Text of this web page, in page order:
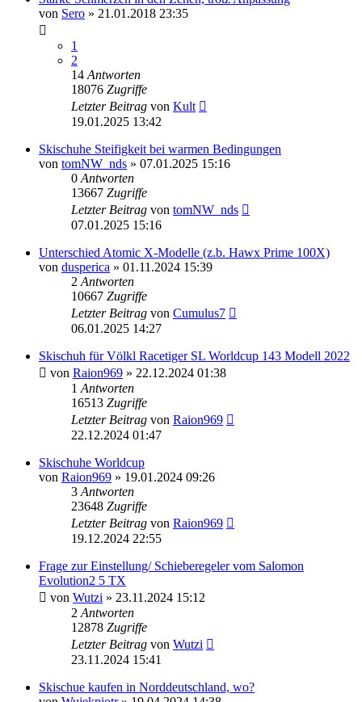
von Sero » 21.01.2018 23:35
1
2
14 Antworten
18076 Zugriffe
Letzter Beitrag von Kult
19.01.2025 13:42
Skischuhe Steifigkeit bei warmen Bedingungen
von tomNW_nds » 07.01.2025 15:16
0 Antworten
13667 Zugriffe
Letzter Beitrag von tomNW_nds
07.01.2025 15:16
Unterschied Atomic X-Modelle (z.b. Hawx Prime 100X)
von dusperica » 01.11.2024 15:39
2 Antworten
10667 Zugriffe
Letzter Beitrag von Cumulus7
06.01.2025 14:27
Skischuh für Völkl Racetiger SL Worldcup 143 Modell 2022
von Raion969 » 22.12.2024 01:38
1 Antworten
16513 Zugriffe
Letzter Beitrag von Raion969
22.12.2024 01:47
Skischuhe Worldcup
von Raion969 » 19.01.2024 09:26
3 Antworten
23648 Zugriffe
Letzter Beitrag von Raion969
19.12.2024 22:55
Frage zur Einstellung/ Schieberegeler vom Salomon
Evolution2 5 TX
von Wutzi » 23.11.2024 15:12
2 Antworten
12878 Zugriffe
Letzter Beitrag von Wutzi
23.11.2024 15:41
Skischue kaufen in Norddeutschland, wo?